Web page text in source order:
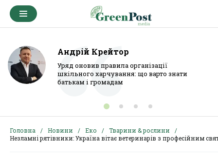
Андрій Крейтор
Уряд оновив правила організації
шкільного харчування: що варто знати
батькам і громадам
Головна Новини Еко
Тварини & рослини
Незламні рятівники: Україна вітає ветеринарів з професійним